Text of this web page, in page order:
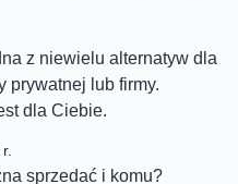
z niewielu alternatyw dla
prywatnej lub firmy.
dla Ciebie.